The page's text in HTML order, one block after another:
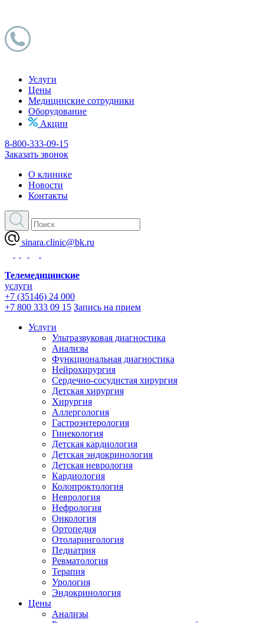
Услуги
Цены
Медицинские сотрудники
Оборудование
Акции
8-800-333-09-15
Заказать звонок
О клинике
Новости
Контакты
sinara.clinic@bk.ru
Телемедицинские
услуги
+7 (35146) 24 000
+7 800 333 09 15 Запись на прием
Услуги
Ультразвуковая диагностика
Анализы
Функциональная диагностика
Нейрохирургия
Сердечно-сосудистая хирургия
Детская хирургия
Хирургия
Аллергология
Гастроэнтерология
Гинекология
Детская кардиология
Детская эндокринология
Детская неврология
Кардиология
Колопроктология
Неврология
Нефрология
Онкология
Ортопедия
Отоларингология
Педиатрия
Ревматология
Терапия
Урология
Эндокринология
Цены
Анализы